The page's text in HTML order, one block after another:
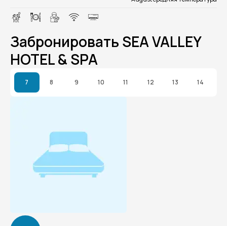
Забронировать SEA VALLEY
HOTEL & SPA
7 8 9 10 11 12 13 14